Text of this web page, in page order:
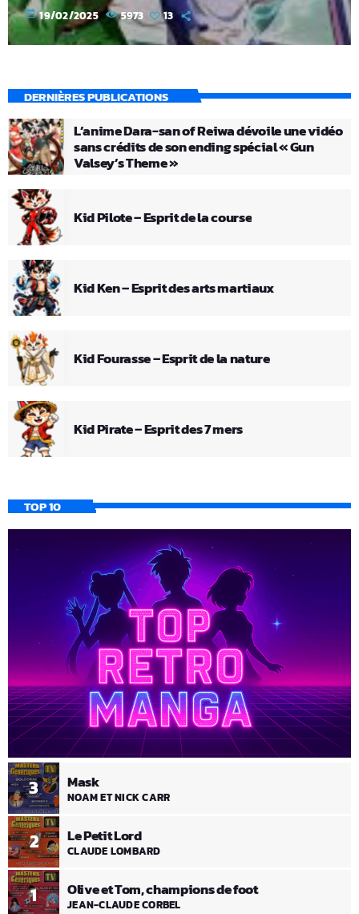
today 19/02/2025 5973 13
DERNIÈRES PUBLICATIONS
L’anime Dara-san of Reiwa dévoile une vidéo
sans crédits de son ending spécial « Gun
Valsey’s Theme »
Kid Pilote – Esprit de la course
Kid Ken – Esprit des arts martiaux
Kid Fourasse – Esprit de la nature
Kid Pirate – Esprit des 7 mers
TOP 10
1 Olive et Tom, champions de foot
JEAN-CLAUDE CORBEL
2 Le Petit Lord
CLAUDE LOMBARD
3 Mask
NOAM ET NICK CARR